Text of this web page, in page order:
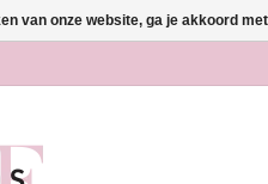
van onze website, ga je akkoord